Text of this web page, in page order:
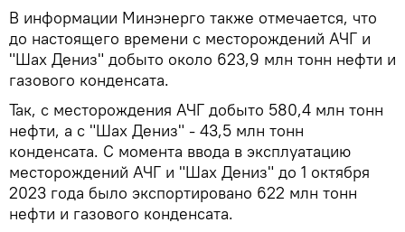
В информации Минэнерго также отмечается, что
до настоящего времени с месторождений АЧГ и
"Шах Дениз" добыто около 623,9 млн тонн нефти и
газового конденсата.
Так, с месторождения АЧГ добыто 580,4 млн тонн
нефти, а с "Шах Дениз" - 43,5 млн тонн
конденсата. С момента ввода в эксплуатацию
месторождений АЧГ и "Шах Дениз" до 1 октября
2023 года было экспортировано 622 млн тонн
нефти и газового конденсата.